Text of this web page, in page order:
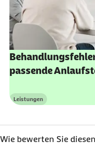
passende
Kategorie
Leistungen
Wie bewerten Sie